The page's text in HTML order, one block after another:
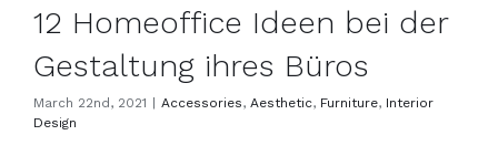
12 Homeoffice Ideen bei der
Gestaltung ihres Büros
March 22nd, 2021 | Accessories, Aesthetic, Furniture, Interior
Design